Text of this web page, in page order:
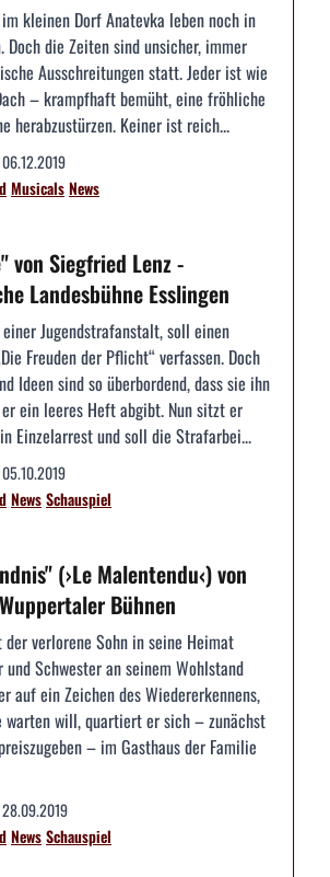
kleinen Dorf Anatevka leben noch in
Doch die Zeiten sind unsicher, immer
Ausschreitungen statt. Jeder ist wie
– krampfhaft bemüht, eine fröhliche
herabzustürzen. Keiner ist reich...
06.12.2019
MusicalsNews
von Siegfried Lenz -
Landesbühne Esslingen
einer Jugendstrafanstalt, soll einen
Freuden der Pflicht“ verfassen. Doch
Ideen sind so überbordend, dass sie ihn
ein leeres Heft abgibt. Nun sitzt er
Einzelarrest und soll die Strafarbei...
05.10.2019
NewsSchauspiel
(›Le Malentendu‹) von
Bühnen
verlorene Sohn in seine Heimat
Schwester an seinem Wohlstand
auf ein Zeichen des Wiedererkennens,
warten will, quartiert er sich – zunächst
– im Gasthaus der Familie
28.09.2019
NewsSchauspiel